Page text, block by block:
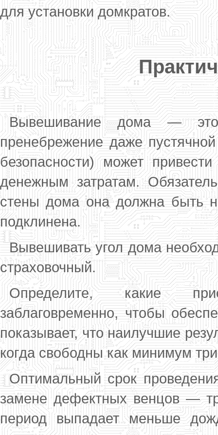
для ус­тановки домкратов.
Вывешивание дома —
пренебрежение да­же
безопасности) может
денежным затратам.
стены дома она должна быть
подклинена.
Вывешивать угол дома
стра­ховочный.
Определите, какие
заблаговременно, что­бы
показывает, что наилучшие
когда свободны как минимум
Оптимальный срок
замене дефектных венцов —
период выпадает меньше